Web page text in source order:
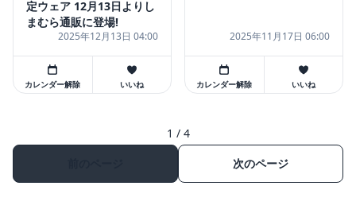
定ウェア 12月13日よりし
まむら通販に登場!
2025年12月13日 04:00
カレンダー解除 いいね
2025年11月17日 06:00
カレンダー解除 いいね
1 / 4
次のページ